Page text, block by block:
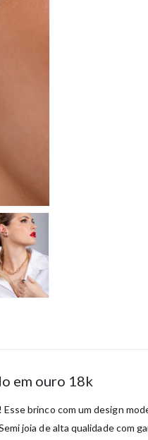
em ouro 18k
brinco com um design
joia de alta qualidade com